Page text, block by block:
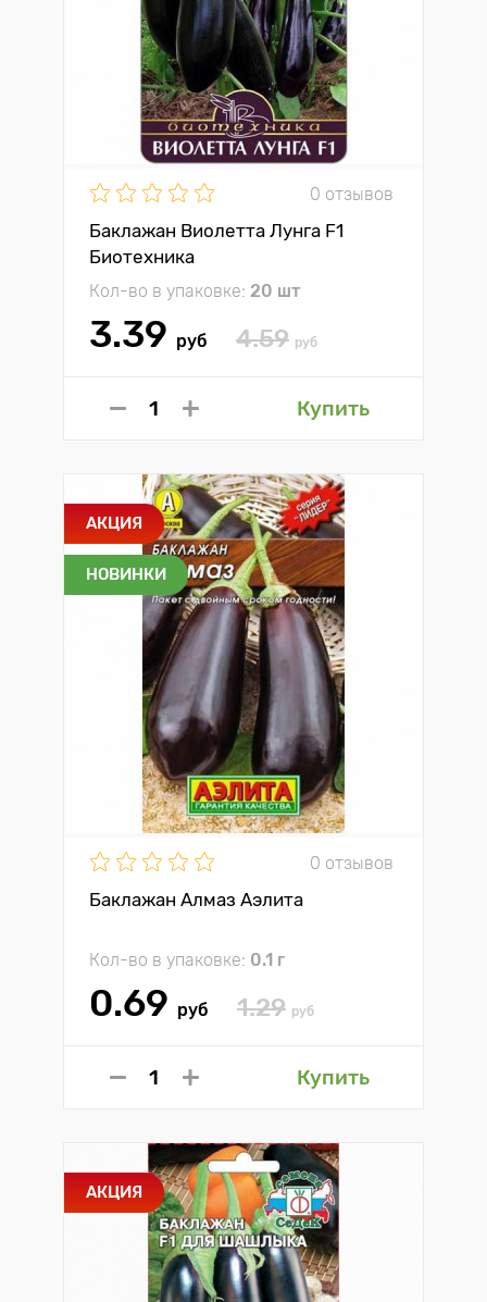
0 отзывов
Баклажан Виолетта Лунга F1
Биотехника
Кол-во в упаковке: 20 шт
3.39 руб 4.59 руб
Купить
АКЦИЯ
НОВИНКИ
0 отзывов
Баклажан Алмаз Аэлита
Кол-во в упаковке: 0.1 г
0.69 руб 1.29 руб
Купить
АКЦИЯ